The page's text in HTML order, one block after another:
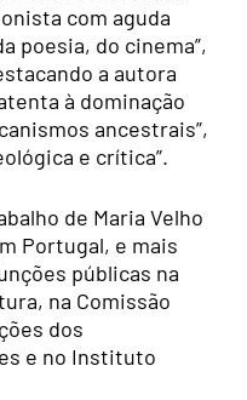
com aguda
poesia, do cinema”,
a autora
à dominação
ancestrais”,
e crítica”.
de Maria Velho
Portugal, e mais
públicas na
na Comissão
dos
e no Instituto